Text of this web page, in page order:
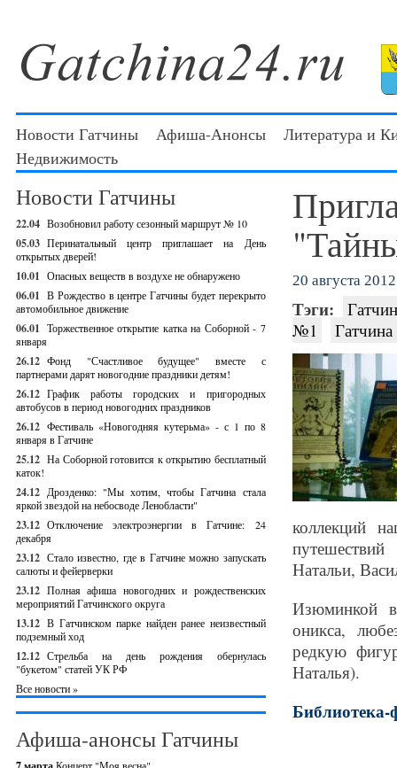
Новости Гатчины Афиша-Анонсы
Литература и
Недвижимость
Новости Гатчины
22.04 Возобновил работу сезонный маршрут № 10
05.03 Перинатальный центр приглашает на День
открытых дверей!
10.01 Опасных веществ в воздухе не обнаружено
06.01 В Рождество в центре Гатчины будет перекрыто
автомобильное движение
06.01 Торжественное открытие катка на Соборной - 7
января
26.12 Фонд "Счастливое будущее" вместе с
партнерами дарят новогодние праздники детям!
26.12 График работы городских и пригородных
автобусов в период новогодних праздников
26.12 Фестиваль «Новогодняя кутерьма» - с 1 по 8
января в Гатчине
25.12 На Соборной готовится к открытию бесплатный
каток!
24.12 Дрозденко: "Мы хотим, чтобы Гатчина стала
яркой звездой на небосводе Ленобласти"
23.12 Отключение электроэнергии в Гатчине: 24
декабря
23.12 Стало известно, где в Гатчине можно запускать
салюты и фейерверки
23.12 Полная афиша новогодних и рождественских
мероприятий Гатчинского округа
13.12 В Гатчинском парке найден ранее неизвестный
подземный ход
12.12 Стрельба на день рождения обернулась
"букетом" статей УК РФ
Все новости »
Афиша-анонсы Гатчины
20 августа 2012
Тэги:
№1
Гатчина
коллекций
Натальи,
Изюминкой
оникса,
редкую
Наталья).